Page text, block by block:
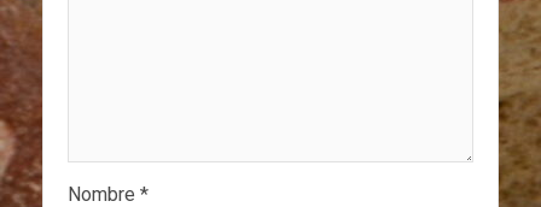
Nombre *